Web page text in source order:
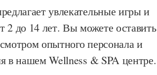
увлекательные игры и
2 до 14 лет. Вы можете оставить
опытного персонала и
в нашем Wellness & SPA центре.